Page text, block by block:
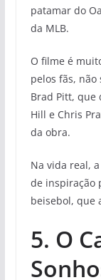
patamar do
da MLB.
O filme é
pelos fãs, não
Brad Pitt, que
Hill e Chris
da obra.
Na vida real,
de inspiração
beisebol, que
5. O